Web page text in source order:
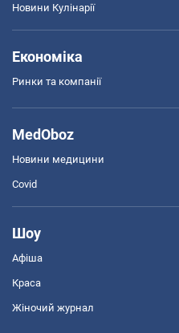
Новини Кулінарії
Економіка
Ринки та компанії
MedOboz
Новини медицини
Covid
Шоу
Афіша
Краса
Жіночий журнал